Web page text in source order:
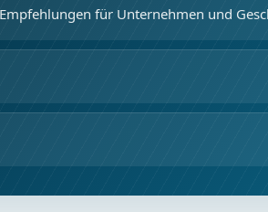
für Unternehmen und